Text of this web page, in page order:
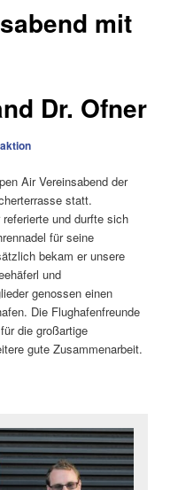
mit
Dr. Ofner
Air Vereinsabend der
statt.
und durfte sich
für seine
bekam er unsere
und
genossen einen
Die Flughafenfreunde
die großartige
gute Zusammenarbeit.